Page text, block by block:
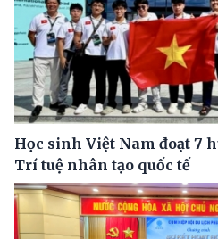
Học sinh Việt Nam đoạt 7
Trí tuệ nhân tạo quốc tế